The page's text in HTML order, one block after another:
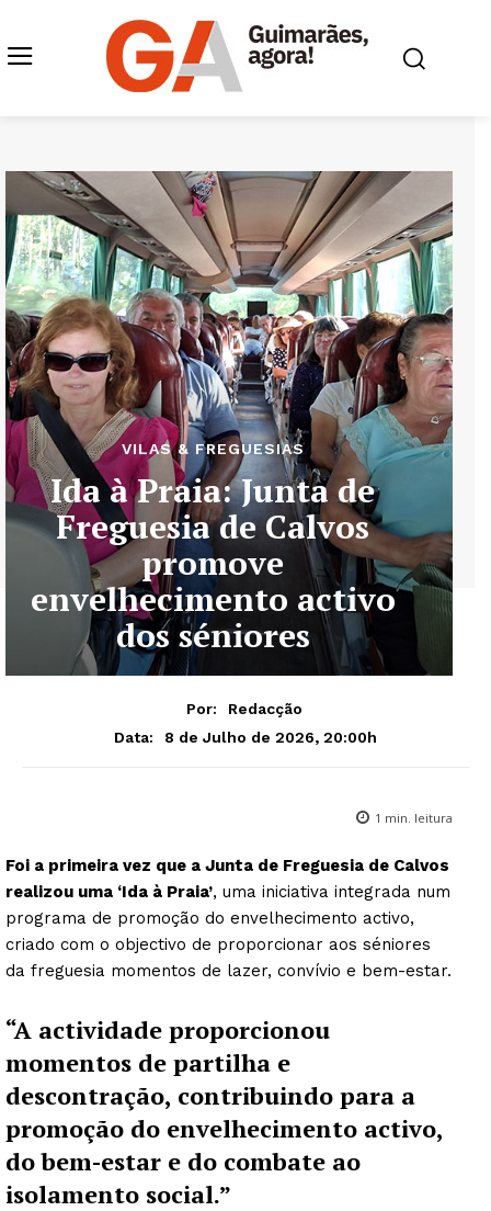
VILAS & FREGUESIAS
Ida à Praia: Junta de
Freguesia de Calvos
promove
envelhecimento activo
dos séniores
Por:
Redacção
Data:
8 de Julho de 2026, 20:00h
1 min. leitura
Foi a primeira vez que a Junta de Freguesia de Calvos
realizou uma ‘Ida à Praia’, uma iniciativa integrada num
programa de promoção do envelhecimento activo,
criado com o objectivo de proporcionar aos séniores
da freguesia momentos de lazer, convívio e bem-estar.
“A actividade proporcionou
momentos de partilha e
descontração, contribuindo para a
promoção do envelhecimento activo,
do bem-estar e do combate ao
isolamento social.”